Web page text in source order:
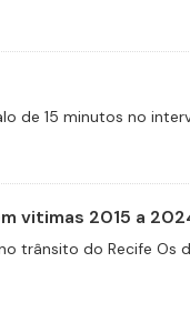
de 15 minutos no
vitimas 2015 a
trânsito do Recife Os